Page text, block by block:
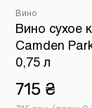
Вино
Вино сухое
Camden
0,75 л
715 ₴